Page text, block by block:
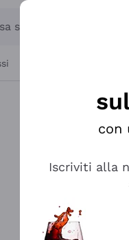
stai cercando
con
Iscriviti alla